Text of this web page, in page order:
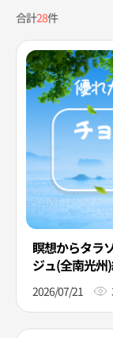
合計28件
瞑想からタラ
ジュ(全南光
2026/07/21